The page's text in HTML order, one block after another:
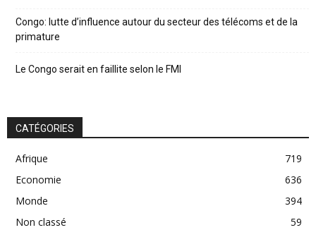
Congo: lutte d’influence autour du secteur des télécoms et de la
primature
Le Congo serait en faillite selon le FMI
CATÉGORIES
Afrique
719
Economie
636
Monde
394
Non classé
59